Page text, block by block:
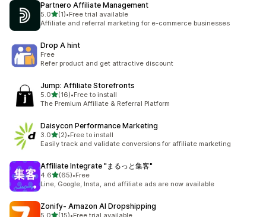
Partnero Affiliate Management
5.0별 5개 중
(1)
총 리뷰 1개
•Free trial available
Affiliate and referral marketing for e-commerce businesses
Drop A hint
Free
Refer product and get attractive discount
Jump: Affiliate Storefronts
5.0별 5개 중
(16)
총 리뷰 16개
•Free to install
The Premium Affiliate & Referral Platform
Daisycon Performance Marketing
3.0별 5개 중
(2)
총 리뷰 2개
•Free to install
Easily track and validate conversions for affiliate marketing
Affiliate Integrate "まるっと集客"
4.6별 5개 중
(65)
총 리뷰 65개
•Free
Line, Google, Insta, and affiliate ads are now available
Zonify‑ Amazon AI Dropshipping
5.0별 5개 중
(15)•Free trial available